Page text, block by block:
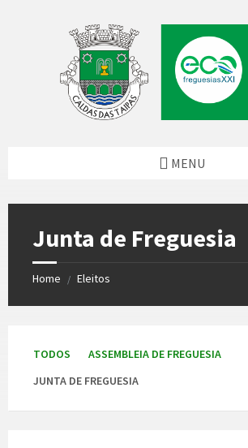
MENU
Junta de Freguesia
Home / Eleitos
TODOS
ASSEMBLEIA DE FREGUESIA
JUNTA DE FREGUESIA